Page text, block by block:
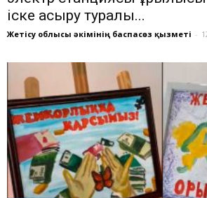
іске асыру туралы...
Жетісу облысы әкімінің баспасөз қызметі -